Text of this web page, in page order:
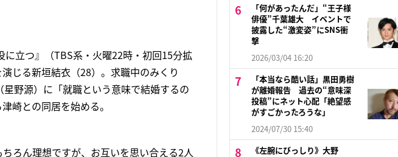
立つ』（TBS系・火曜22時・初回15分拡
じる新垣結衣（28）。求職中のみくり
野源）に「就職という意味で結婚するの
崎との同居を始める。
ろん理想ですが、お互いを思い合える2人
「何があったんだ」“王子様
俳優”千葉雄大 イベントで
披露した“激変姿”にSNS衝
撃
2026/03/04 16:20
「本当なら酷い話」黒田勇樹
が離婚報告 過去の“意味深
投稿”にネット心配「絶望感
がすごかったろうな」
2024/07/30 15:40
《左腕にびっしり》大野